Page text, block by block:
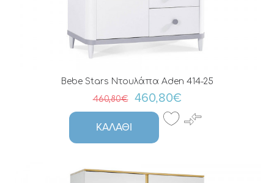
Bebe Stars Ντουλάπα Aden 414-25
460,80€
460,80€
ΚΑΛΆΘΙ